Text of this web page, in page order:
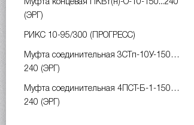
Муфта концевая ПКВт(н)-О-10-150...240
(ЭРГ)
РИКС 10-95/300 (ПРОГРЕСС)
Муфта соединительная 3СТп-10У-150…
240 (ЭРГ)
Муфта соединительная 4ПСТ-Б-1-150…
240 (ЭРГ)